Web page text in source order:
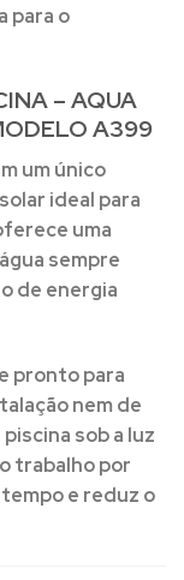
para o
– AQUA
A399
um único
ideal para
uma
sempre
de energia
pronto para
nem de
sob a luz
trabalho por
e reduz o